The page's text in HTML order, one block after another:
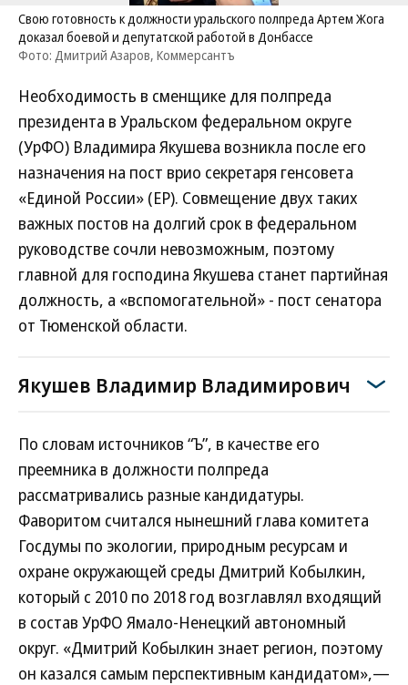
Свою готовность к должности уральского полпреда Артем Жога
доказал боевой и депутатской работой в Донбассе
Фото: Дмитрий Азаров, Коммерсантъ
Необходимость в сменщике для полпреда
президента в Уральском федеральном округе
(УрФО) Владимира Якушева возникла после его
назначения на пост врио секретаря генсовета
«Единой России» (ЕР). Совмещение двух таких
важных постов на долгий срок в федеральном
руководстве сочли невозможным, поэтому
главной для господина Якушева станет партийная
должность, а «вспомогательной» - пост сенатора
от Тюменской области.
Якушев Владимир Владимирович
По словам источников “Ъ”, в качестве его
преемника в должности полпреда
рассматривались разные кандидатуры.
Фаворитом считался нынешний глава комитета
Госдумы по экологии, природным ресурсам и
охране окружающей среды Дмитрий Кобылкин,
который с 2010 по 2018 год возглавлял входящий
в состав УрФО Ямало-Ненецкий автономный
округ. «Дмитрий Кобылкин знает регион, поэтому
он казался самым перспективным кандидатом»,—